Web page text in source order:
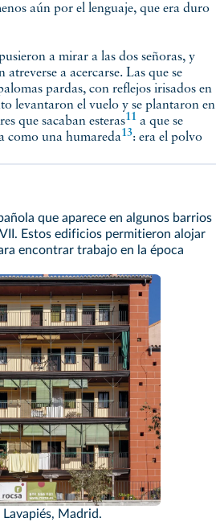
aún por el lenguaje, que era duro
a mirar a las dos señoras, y
a acercarse. Las que se
pardas, con reflejos irisados en
levantaron el vuelo y se plantaron en
que sacaban esteras11 a que se
como una humareda13: era el polvo
que aparece en algunos barrios
Estos edificios permitieron alojar
encontrar trabajo en la época
Madrid.